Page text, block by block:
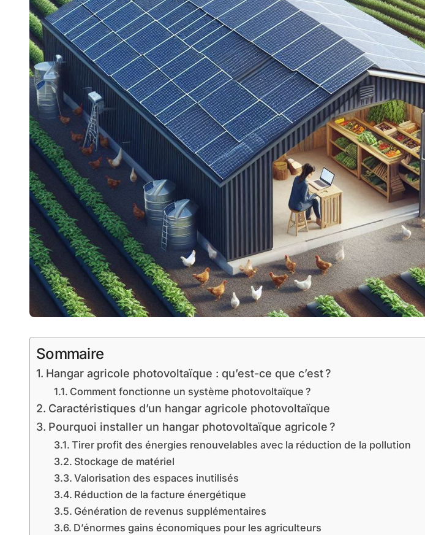
Sommaire
Hangar agricole photovoltaïque : qu’est-ce que c’est ?
Comment fonctionne un système photovoltaïque ?
Caractéristiques d’un hangar agricole photovoltaïque
Pourquoi installer un hangar photovoltaïque agricole ?
Tirer profit des énergies renouvelables avec la réduction de la pollution
Stockage de matériel
Valorisation des espaces inutilisés
Réduction de la facture énergétique
Génération de revenus supplémentaires
D’énormes gains économiques pour les agriculteurs